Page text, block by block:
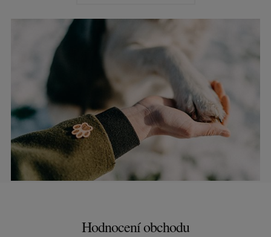
Hodnocení obchodu